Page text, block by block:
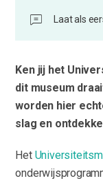
Laat als
Ken jij het
dit museum
worden hier
slag en
Het